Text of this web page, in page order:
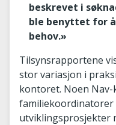
beskrevet i
ble benyttet for
behov.»
Tilsynsrapportene
stor variasjon i
kontoret. Noen
utviklingsprosjekter